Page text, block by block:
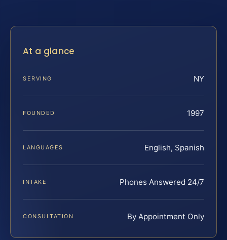
At a glance
SERVING NY
FOUNDED 1997
LANGUAGES English, Spanish
INTAKE Phones Answered 24/7
CONSULTATION By Appointment Only